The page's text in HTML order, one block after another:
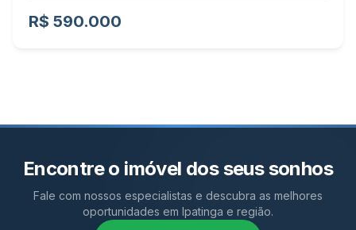
R$ 590.000
Encontre o imóvel dos seus sonhos
Fale com nossos especialistas e descubra as melhores
oportunidades em Ipatinga e região.